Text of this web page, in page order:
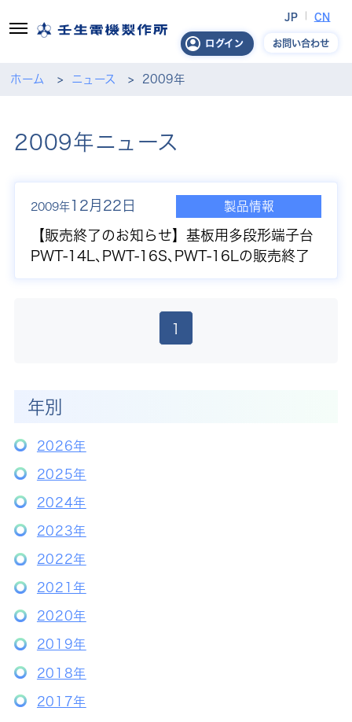
ログイン
JP CN
お問い合わせ
ホーム ニュース 2009年
2009年ニュース
2009年12月22日 製品情報
【販売終了のお知らせ】 基板用多段形端子台
PWT-14L､PWT-16S､PWT-16Lの販売終了
1
年別
2026年
2025年
2024年
2023年
2022年
2021年
2020年
2019年
2018年
2017年